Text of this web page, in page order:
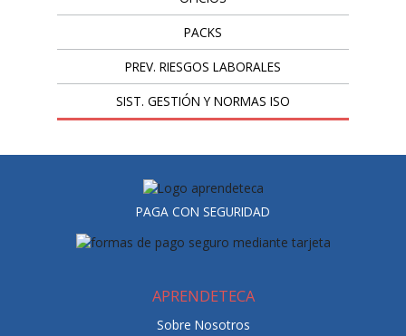
PACKS
PREV. RIESGOS LABORALES
SIST. GESTIÓN Y NORMAS ISO
PAGA CON SEGURIDAD
APRENDETECA
Sobre Nosotros